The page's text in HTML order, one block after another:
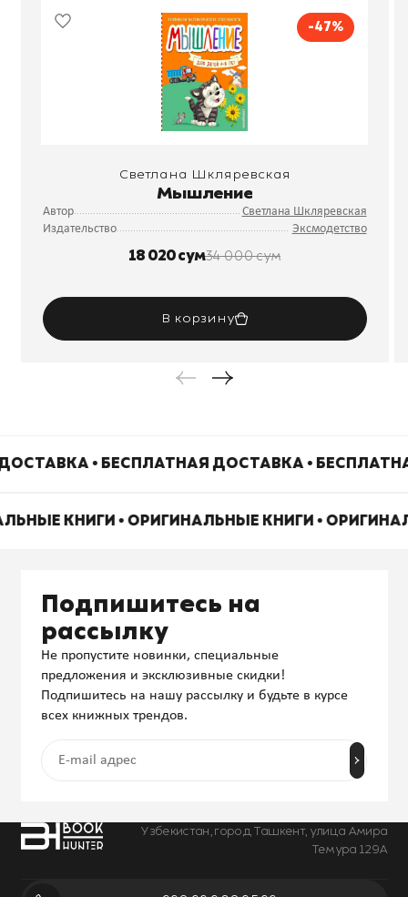
-47%
Светлана Шкляревская
Мышление
Автор
Светлана Шкляревская
Издательство
Эксмодетство
18 020 сум34 000 сум
В корзину
• БЕСПЛАТНАЯ ДОСТАВКА •
КНИГИ • ОРИГИНАЛЬНЫЕ КНИГИ •
Узбекистан, город Ташкент, улица Амира
Темура 129А
Подпишитесь на
рассылку
Не пропустите новинки, специальные
предложения и эксклюзивные скидки!
Подпишитесь на нашу рассылку и будьте в курсе
всех книжных трендов.